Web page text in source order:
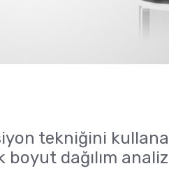
tekniğini
boyut dağılım